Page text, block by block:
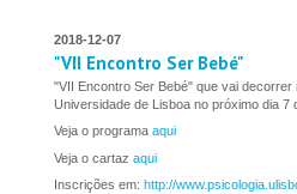
2018-12-07
"VII Encontro Ser Bebé"
"VII Encontro Ser Bebé" que vai
Universidade de Lisboa no próximo dia 7
Veja o programa aqui
Veja o cartaz aqui
Inscrições em: http://